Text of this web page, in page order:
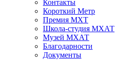
Контакты
Короткий Метр
Премия МХТ
Школа-студия МХАТ
Музей МХАТ
Благодарности
Документы